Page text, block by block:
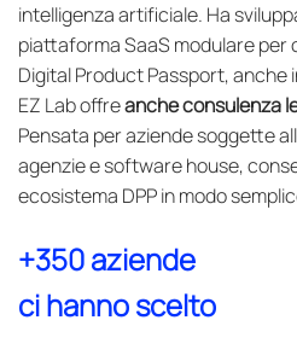
intelligenza artificiale. Ha
piattaforma SaaS modulare
Digital Product Passport, anche
EZ Lab offreanche consulenza
Pensata per aziende soggette
agenzie e software house,
ecosistema DPP in modo
+350 aziende
ci hanno scelto